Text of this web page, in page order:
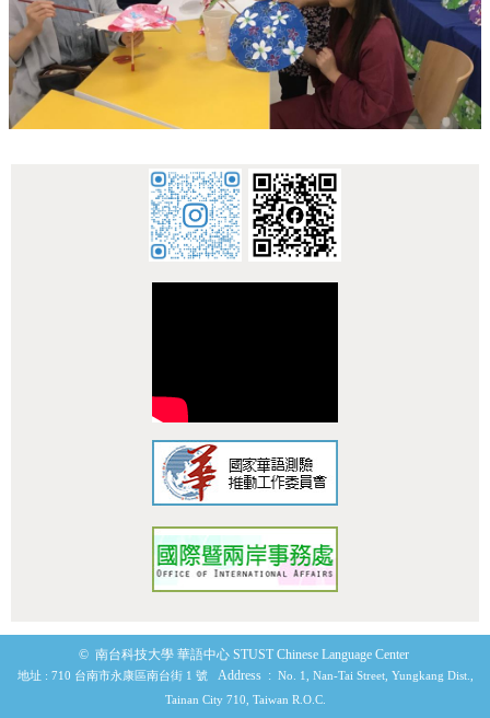
© 南台科技大學 華語中心 STUST Chinese Language Center
地址 : 710 台南市永康區南台街 1 號 Address : No. 1, Nan-Tai Street, Yungkang Dist.,
Tainan City 710, Taiwan R.O.C.